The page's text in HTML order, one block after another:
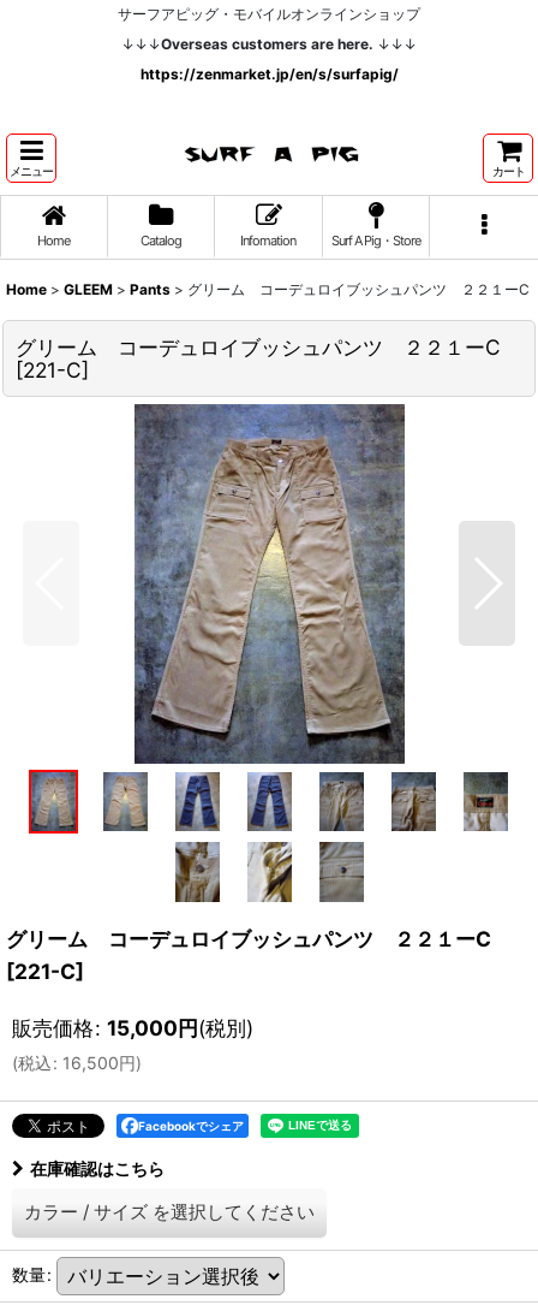
サーフアピッグ・モバイルオンラインショップ
↓↓↓Overseas customers are here. ↓↓↓
https://zenmarket.jp/en/s/surfapig/
メニュー カート
Home Catalog Infomation Surf A Pig・Store
Home > GLEEM > Pants > グリーム コーデュロイブッシュパンツ ２２１ーC
グリーム コーデュロイブッシュパンツ ２２１ーC
[221-C]
グリーム コーデュロイブッシュパンツ ２２１ーC
[221-C]
販売価格: 15,000円(税別)
(税込: 16,500円)
Facebookでシェア
在庫確認はこちら
カラー / サイズ を選択してください
数量: